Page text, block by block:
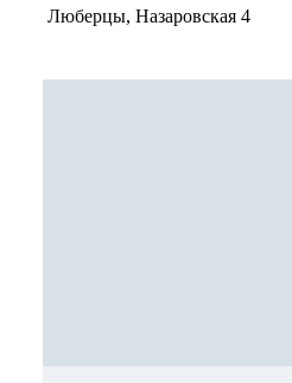
Люберцы, Назаровская 4